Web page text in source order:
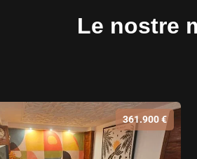
Le nostre
361.900 €